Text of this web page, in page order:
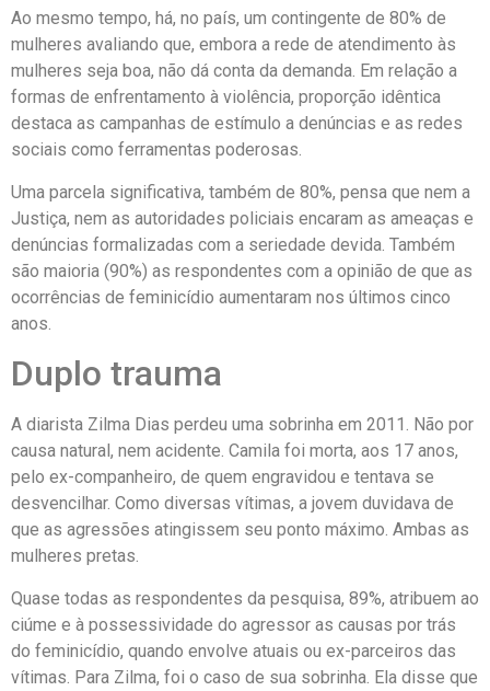
Ao mesmo tempo, há, no país, um contingente de 80% de
mulheres avaliando que, embora a rede de atendimento às
mulheres seja boa, não dá conta da demanda. Em relação a
formas de enfrentamento à violência, proporção idêntica
destaca as campanhas de estímulo a denúncias e as redes
sociais como ferramentas poderosas.
Uma parcela significativa, também de 80%, pensa que nem a
Justiça, nem as autoridades policiais encaram as ameaças e
denúncias formalizadas com a seriedade devida. Também
são maioria (90%) as respondentes com a opinião de que as
ocorrências de feminicídio aumentaram nos últimos cinco
anos.
Duplo trauma
A diarista Zilma Dias perdeu uma sobrinha em 2011. Não por
causa natural, nem acidente. Camila foi morta, aos 17 anos,
pelo ex-companheiro, de quem engravidou e tentava se
desvencilhar. Como diversas vítimas, a jovem duvidava de
que as agressões atingissem seu ponto máximo. Ambas as
mulheres pretas.
Quase todas as respondentes da pesquisa, 89%, atribuem ao
ciúme e à possessividade do agressor as causas por trás
do feminicídio, quando envolve atuais ou ex-parceiros das
vítimas. Para Zilma, foi o caso de sua sobrinha. Ela disse que